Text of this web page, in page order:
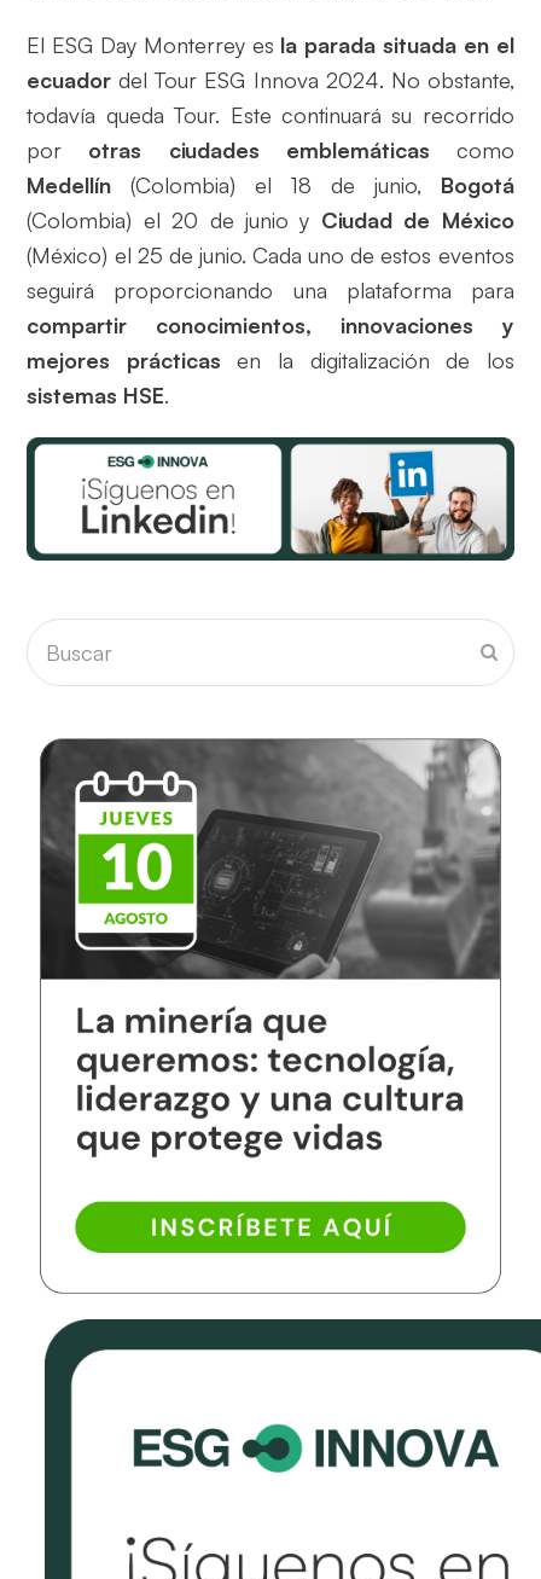
El ESG Day Monterrey es la parada situada en el
ecuador del Tour ESG Innova 2024. No obstante,
todavía queda Tour. Este continuará su recorrido
por otras ciudades emblemáticas como
Medellín (Colombia) el 18 de junio, Bogotá
(Colombia) el 20 de junio y Ciudad de México
(México) el 25 de junio. Cada uno de estos eventos
seguirá proporcionando una plataforma para
compartir conocimientos, innovaciones y
mejores prácticasen la digitalización de los
sistemas HSE.
Buscar